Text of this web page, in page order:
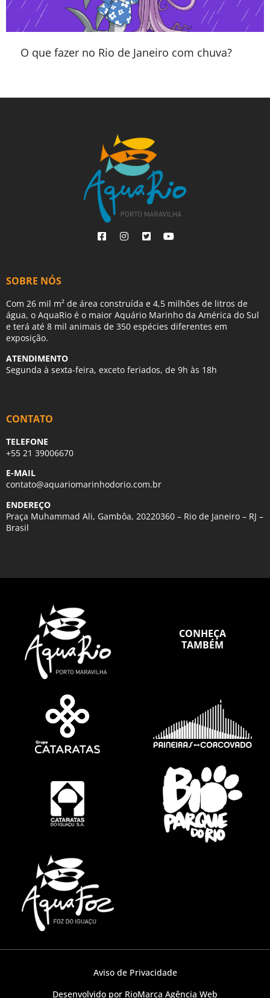
O que fazer no Rio de Janeiro com chuva?
SOBRE NÓS
Com 26 mil m² de área construída e 4,5 milhões de litros de
água, o AquaRio é o maior Aquário Marinho da América do Sul
e terá até 8 mil animais de 350 espécies diferentes em
exposição.
ATENDIMENTO
Segunda à sexta-feira, exceto feriados, de 9h às 18h
CONTATO
TELEFONE
+55 21 39006670
E-MAIL
contato@aquariomarinhodorio.com.br
ENDEREÇO
Praça Muhammad Ali, Gambôa, 20220360 – Rio de Janeiro – RJ –
Brasil
CONHEÇA
TAMBÉM
Aviso de Privacidade
Desenvolvido por RioMarca Agência Web